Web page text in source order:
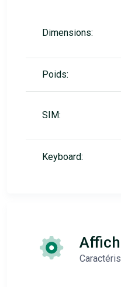
Dimensions:
Poids:
SIM:
Keyboard: